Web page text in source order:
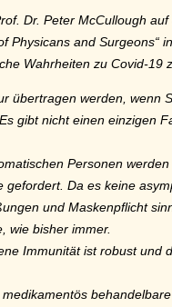
Dr. Peter McCullough
Physicans and Surgeons“
Wahrheiten zu Covid-19
übertragen werden, wenn
gibt nicht einen einzigen
Personen
gefordert. Da es keine
und Maskenpflicht
wie bisher immer.
Immunität ist robust und